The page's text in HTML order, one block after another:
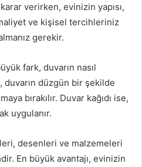
verirken, evinizin yapısı,
ve kişisel tercihleriniz
gerekir.
fark, duvarın nasıl
duvarın düzgün bir şekilde
bırakılır. Duvar kağıdı ise,
uygulanır.
desenleri ve malzemeleri
En büyük avantajı, evinizin